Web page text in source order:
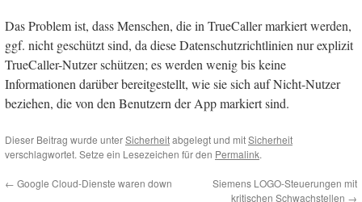
Das Problem ist, dass Menschen, die in TrueCaller markiert werden,
ggf. nicht geschützt sind, da diese Datenschutzrichtlinien nur explizit
TrueCaller-Nutzer schützen; es werden wenig bis keine
Informationen darüber bereitgestellt, wie sie sich auf Nicht-Nutzer
beziehen, die von den Benutzern der App markiert sind.
Dieser Beitrag wurde unterSicherheitabgelegt und mitSicherheit
verschlagwortet. Setze ein Lesezeichen für den Permalink.
← Google Cloud-Dienste waren down
Siemens LOGO-Steuerungen mit
kritischen Schwachstellen →